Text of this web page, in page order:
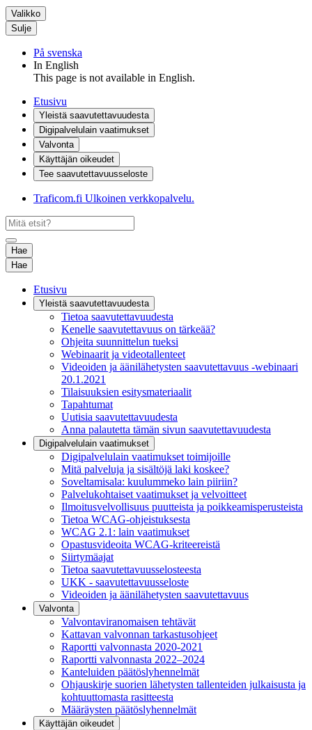
Valikko
Sulje
På svenska
In English
This page is not available in English.
Etusivu
Yleistä saavutettavuudesta
Digipalvelulain vaatimukset
Valvonta
Käyttäjän oikeudet
Tee saavutettavuusseloste
Traficom.fi Ulkoinen verkkopalvelu.
Hae
Hae
Etusivu
Yleistä saavutettavuudesta
Tietoa saavutettavuudesta
Kenelle saavutettavuus on tärkeää?
Ohjeita suunnittelun tueksi
Webinaarit ja videotallenteet
Videoiden ja äänilähetysten saavutettavuus -webinaari
20.1.2021
Tilaisuuksien esitysmateriaalit
Tapahtumat
Uutisia saavutettavuudesta
Anna palautetta tämän sivun saavutettavuudesta
Digipalvelulain vaatimukset
Digipalvelulain vaatimukset toimijoille
Mitä palveluja ja sisältöjä laki koskee?
Soveltamisala: kuulummeko lain piiriin?
Palvelukohtaiset vaatimukset ja velvoitteet
Ilmoitusvelvollisuus puutteista ja poikkeamisperusteista
Tietoa WCAG-ohjeistuksesta
WCAG 2.1: lain vaatimukset
Opastusvideoita WCAG-kriteereistä
Siirtymäajat
Tietoa saavutettavuusselosteesta
UKK - saavutettavuusseloste
Videoiden ja äänilähetysten saavutettavuus
Valvonta
Valvontaviranomaisen tehtävät
Kattavan valvonnan tarkastusohjeet
Raportti valvonnasta 2020-2021
Raportti valvonnasta 2022–2024
Kanteluiden päätöslyhennelmät
Ohjauskirje suorien lähetysten tallenteiden julkaisusta ja
kohtuuttomasta rasitteesta
Määräysten päätöslyhennelmät
Käyttäjän oikeudet